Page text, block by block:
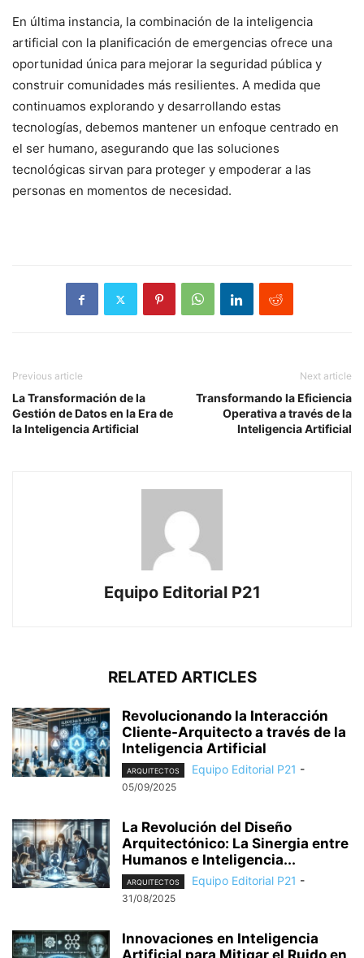
En última instancia, la combinación de la inteligencia
artificial con la planificación de emergencias ofrece una
oportunidad única para mejorar la seguridad pública y
construir comunidades más resilientes. A medida que
continuamos explorando y desarrollando estas
tecnologías, debemos mantener un enfoque centrado en
el ser humano, asegurando que las soluciones
tecnológicas sirvan para proteger y empoderar a las
personas en momentos de necesidad.
Previous article
La Transformación de la
Gestión de Datos en la Era de
la Inteligencia Artificial
Next article
Transformando la Eficiencia
Operativa a través de la
Inteligencia Artificial
Equipo Editorial P21
RELATED ARTICLES
Revolucionando la Interacción
Cliente-Arquitecto a través de la
Inteligencia Artificial
ARQUITECTOS Equipo Editorial P21 -
05/09/2025
La Revolución del Diseño
Arquitectónico: La Sinergia entre
Humanos e Inteligencia...
ARQUITECTOS Equipo Editorial P21 -
31/08/2025
Innovaciones en Inteligencia